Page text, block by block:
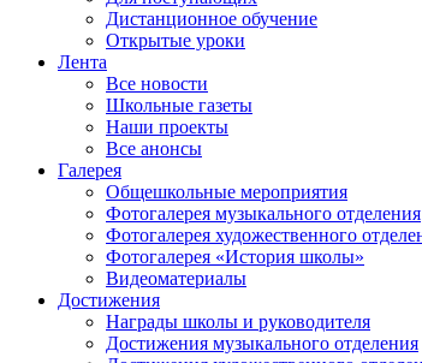
Дистанционное обучение
Открытые уроки
Лента
Все новости
Школьные газеты
Наши проекты
Все анонсы
Галерея
Общешкольные мероприятия
Фотогалерея музыкального отделения
Фотогалерея художественного
Фотогалерея «История школы»
Видеоматериалы
Достижения
Награды школы и руководителя
Достижения музыкального отделения